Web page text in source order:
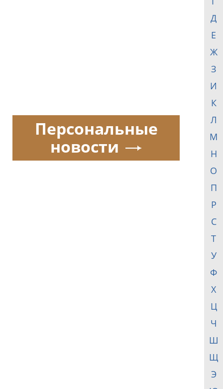
Д
Е
Ж
З
И
К
Л
М
Н
О
П
Р
С
Т
У
Ф
Х
Ц
Ч
Ш
Щ
Э
Персональные
новости